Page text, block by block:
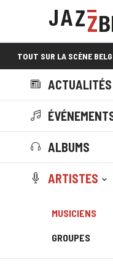
TOUT SUR LA SCÈNE
ACTUALITÉS
ALBUMS
ARTISTES
MUSICIENS
GROUPES